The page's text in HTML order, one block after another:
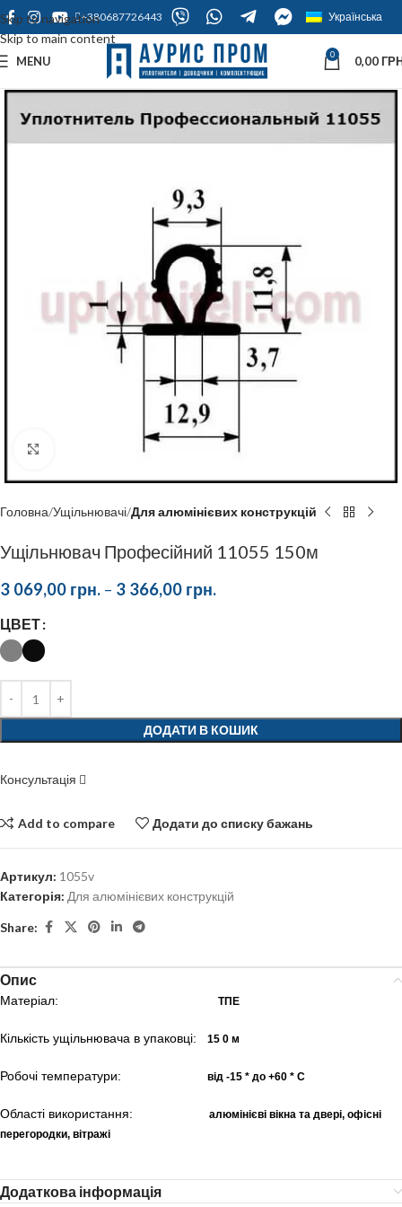
Skip to navigation
Skip to main content
+380687726443 Українська
MENU 0 0,00
Головна Ущільнювачі Для алюмінієвих конструкцій
Ущільнювач Професійний 11055 150м
3 069,00 грн. – 3 366,00 грн.
ЦВЕТ
ДОДАТИ В КОШИК
Консультація
Add to compare Додати до списку бажань
Артикул: 1055v
Категорія: Для алюмінієвих конструкцій
Share:
Опис
Матеріал: ТПЕ
Кількість ущільнювача в упаковці: 15 0 м
Робочі температури: від -15 * до +60 * С
Області використання:
алюмінієві вікна та двері, офісні
перегородки, вітражі
Додаткова інформація